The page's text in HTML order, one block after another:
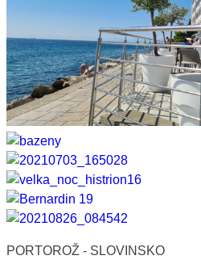
PORTOROŽ - SLOVINSKO